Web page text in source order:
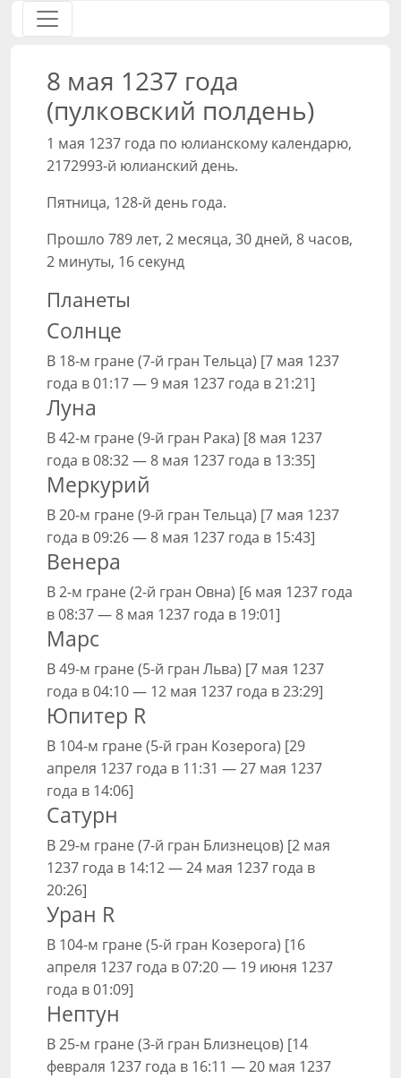
8 мая 1237 года
(пулковский полдень)
1 мая 1237 года по юлианскому календарю,
2172993-й юлианский день.
Пятница, 128-й день года.
Прошло 789 лет, 2 месяца, 30 дней, 8 часов,
2 минуты, 16 секунд
Планеты
Солнце
В 18-м гране (7-й гран Тельца) [7 мая 1237
года в 01:17 — 9 мая 1237 года в 21:21]
Луна
В 42-м гране (9-й гран Рака) [8 мая 1237
года в 08:32 — 8 мая 1237 года в 13:35]
Меркурий
В 20-м гране (9-й гран Тельца) [7 мая 1237
года в 09:26 — 8 мая 1237 года в 15:43]
Венера
В 2-м гране (2-й гран Овна) [6 мая 1237 года
в 08:37 — 8 мая 1237 года в 19:01]
Марс
В 49-м гране (5-й гран Льва) [7 мая 1237
года в 04:10 — 12 мая 1237 года в 23:29]
Юпитер R
В 104-м гране (5-й гран Козерога) [29
апреля 1237 года в 11:31 — 27 мая 1237
года в 14:06]
Сатурн
В 29-м гране (7-й гран Близнецов) [2 мая
1237 года в 14:12 — 24 мая 1237 года в
20:26]
Уран R
В 104-м гране (5-й гран Козерога) [16
апреля 1237 года в 07:20 — 19 июня 1237
года в 01:09]
Нептун
В 25-м гране (3-й гран Близнецов) [14
февраля 1237 года в 16:11 — 20 мая 1237